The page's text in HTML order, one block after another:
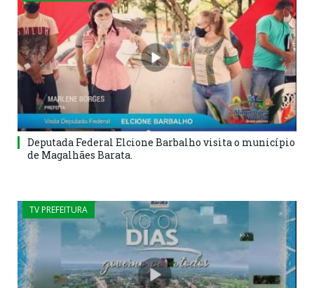
Deputada Federal Elcione Barbalho visita o município
de Magalhães Barata.
TV PREFEITURA